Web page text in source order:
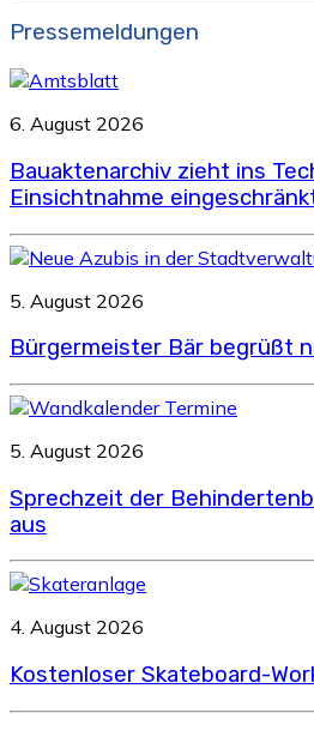
Pressemeldungen
6. August 2026
Bauaktenarchiv zieht ins
Einsichtnahme
5. August 2026
Bürgermeister Bär begrüßt
5. August 2026
Sprechzeit der
aus
4. August 2026
Kostenloser Skateboard-